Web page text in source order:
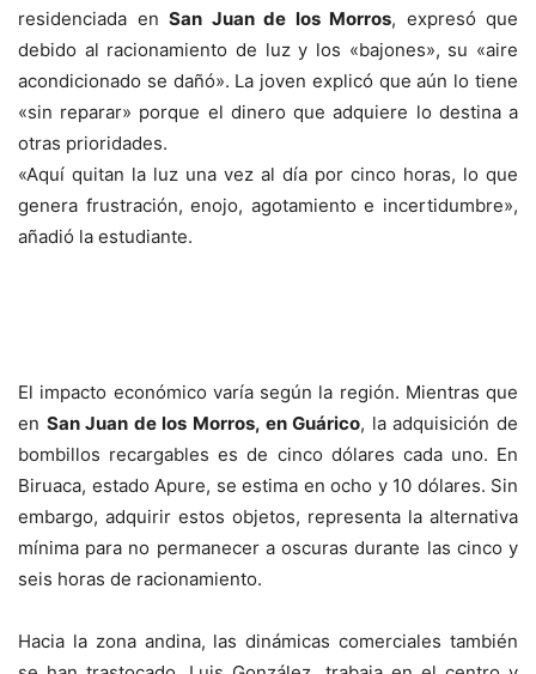
residenciada en San Juan de los Morros, expresó que
debido al racionamiento de luz y los «bajones», su «aire
acondicionado se dañó». La joven explicó que aún lo tiene
«sin reparar» porque el dinero que adquiere lo destina a
otras prioridades.
«Aquí quitan la luz una vez al día por cinco horas, lo que
genera frustración, enojo, agotamiento e incertidumbre»,
añadió la estudiante.
El impacto económico varía según la región. Mientras que
en San Juan de los Morros, en Guárico, la adquisición de
bombillos recargables es de cinco dólares cada uno. En
Biruaca, estado Apure, se estima en ocho y 10 dólares. Sin
embargo, adquirir estos objetos, representa la alternativa
mínima para no permanecer a oscuras durante las cinco y
seis horas de racionamiento.
Hacia la zona andina, las dinámicas comerciales también